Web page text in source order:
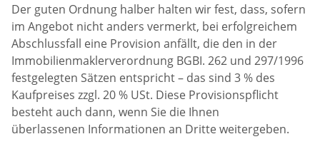
Der guten Ordnung halber halten wir fest, dass, sofern
im Angebot nicht anders vermerkt, bei erfolgreichem
Abschlussfall eine Provision anfällt, die den in der
Immobilienmaklerverordnung BGBI. 262 und 297/1996
festgelegten Sätzen entspricht – das sind 3 % des
Kaufpreises zzgl. 20 % USt. Diese Provisionspflicht
besteht auch dann, wenn Sie die Ihnen
überlassenen Informationen an Dritte weitergeben.